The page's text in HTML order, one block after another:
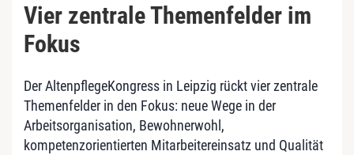
Vier zentrale Themenfelder im
Fokus
Der AltenpflegeKongress in Leipzig rückt vier zentrale
Themenfelder in den Fokus: neue Wege in der
Arbeitsorganisation, Bewohnerwohl,
kompetenzorientierten Mitarbeitereinsatz und Qualität